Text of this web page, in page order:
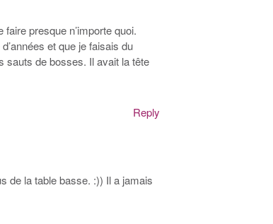
presque n’importe quoi.
et que je faisais du
sauts de bosses. Il avait la tête
Reply
de la table basse. :)) Il a jamais